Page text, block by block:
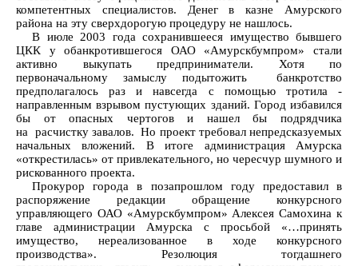
компетентных специалистов. Денег в казне Амурского
района на эту сверхдорогую процедуру не нашлось.
В июле 2003 года сохранившееся имущество бывшего
ЦКК у обанкротившегося ОАО «Амурскбумпром» стали
активно выкупать предприниматели. Хотя по
первоначальному замыслу подытожить банкротство
предполагалось раз и навсегда с помощью тротила -
направленным взрывом пустующих зданий. Город избавился
бы от опасных чертогов и нашел бы подрядчика
на расчистку завалов. Но проект требовал непредсказуемых
начальных вложений. В итоге администрация Амурска
«открестилась» от привлекательного, но чересчур шумного и
рискованного проекта.
Прокурор города в позапрошлом году предоставил в
распоряжение редакции обращение конкурсного
управляющего ОАО «Амурскбумпром» Алексея Самохина к
главе администрации Амурска с просьбой «…принять
имущество, нереализованное в ходе конкурсного
производства». Резолюция тогдашнего